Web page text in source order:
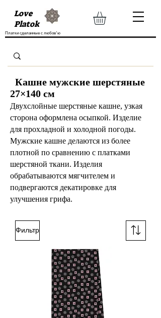
Love
Platok
Платки сделанные с любов'ю
Кашне мужские шерстяные
27×140 см
Двухслойные шерстяные кашне, узкая
сторона оформлена осыпкой. Изделие
для прохладной и холодной погоды.
Мужские кашне делаются из более
плотной по сравнению с платками
шерстяной ткани. Изделия
обрабатываются мягчителем и
подвергаются декатировке для
улучшения грифа.
Фильтр